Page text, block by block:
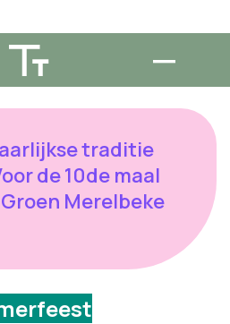
traditie
de 10de maal
Merelbeke